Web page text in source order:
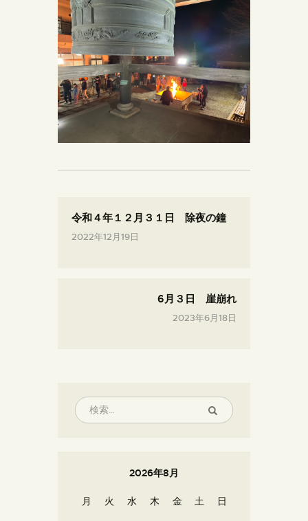
令和４年１２月３１日 除夜の鐘
2022年12月19日
6月３日 崖崩れ
2023年6月18日
2026年8月
月 火 水 木 金 土 日